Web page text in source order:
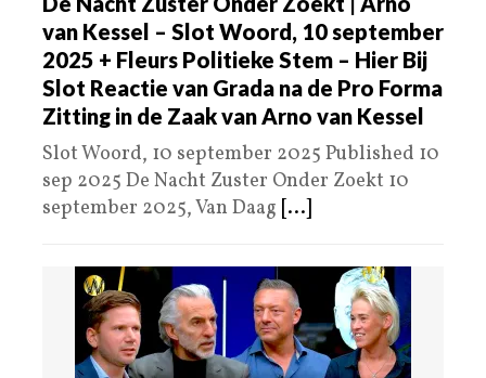
van Kessel – Slot Woord, 10 september
2025 + Fleurs Politieke Stem – Hier Bij
Slot Reactie van Grada na de Pro Forma
Zitting in de Zaak van Arno van Kessel
Slot Woord, 10 september 2025 Published 10
sep 2025 De Nacht Zuster Onder Zoekt 10
september 2025, Van Daag [...]